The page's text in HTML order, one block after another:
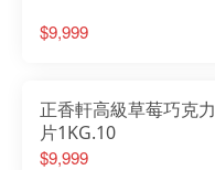
$9,999
正香軒高級草莓巧克力
片1KG.10
$9,999